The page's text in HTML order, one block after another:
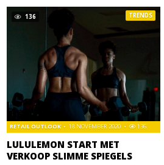
136
LULULEMON START MET
VERKOOP SLIMME SPIEGELS
RETAIL OUTLOOK 18 NOVEMBER 2020 136
TRENDS